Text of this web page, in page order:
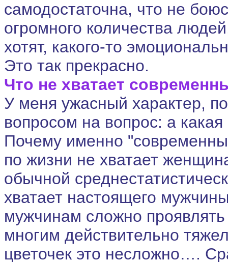
самодостаточна, что не
огромного количества
хотят, какого-то
Это так прекрасно.
Что не хватает
У меня ужасный характер,
вопросом на вопрос: а
Почему именно
по жизни не хватает
обычной
хватает настоящего
мужчинам сложно
многим действительно
цветочек это несложно….